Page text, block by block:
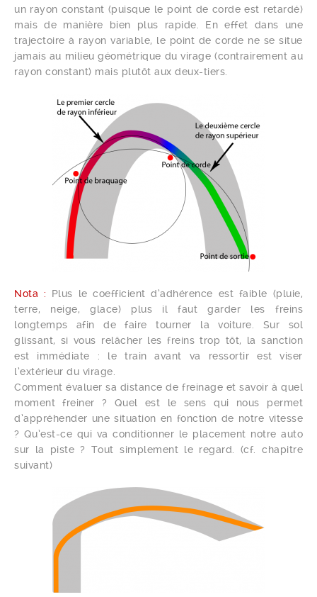
un rayon constant (puisque le point de corde est retardé)
mais de manière bien plus rapide. En effet dans une
trajectoire à rayon variable, le point de corde ne se situe
jamais au milieu géométrique du virage (contrairement au
rayon constant) mais plutôt aux deux-tiers.
Nota : Plus le coefficient d’adhérence est faible (pluie,
terre, neige, glace) plus il faut garder les freins
longtemps afin de faire tourner la voiture. Sur sol
glissant, si vous relâcher les freins trop tôt, la sanction
est immédiate : le train avant va ressortir est viser
l’extérieur du virage.
Comment évaluer sa distance de freinage et savoir à quel
moment freiner ? Quel est le sens qui nous permet
d’appréhender une situation en fonction de notre vitesse
? Qu’est-ce qui va conditionner le placement notre auto
sur la piste ? Tout simplement le regard. (cf. chapitre
suivant)